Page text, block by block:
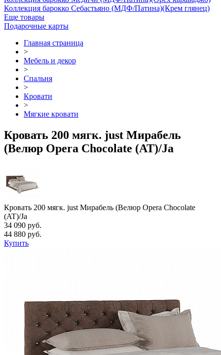
Коллекция барокко Себастьяно (МДФ/Патина)(Крем глянец)
Еще товары
Подарочные карты
Главная страница
>
Мебель и декор
>
Спальня
>
Кровати
>
Мягкие кровати
Кровать 200 мягк. just Мирабель
(Велюр Opera Chocolate (AT)/Ja
Кровать 200 мягк. just Мирабель (Велюр Opera Chocolate
(AT)/Ja
34 090 руб.
44 880 руб.
Купить